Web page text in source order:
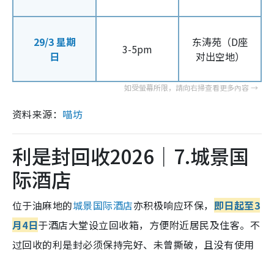
29/3 星期
日
3-5pm
东涛苑（D座
对出空地）
资料来源： 喵坊
利是封回收2026｜7.城景国
际酒店
位于油麻地的城景国际酒店亦积极响应环保， 即日起至3
月4日于酒店大堂设立回收箱，方便附近居民及住客。不
过回收的利是封必须保持完好、未曾撕破，且没有使用